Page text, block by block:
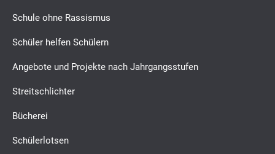
Schule ohne Rassismus
Schüler helfen Schülern
Angebote und Projekte nach Jahrgangsstufen
Streitschlichter
Bücherei
Schülerlotsen